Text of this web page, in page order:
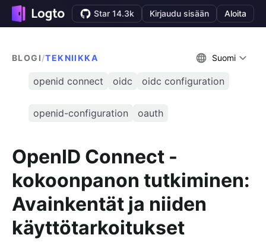
Star 14.3k Kirjaudu sisään Aloita
BLOGI/TEKNIIKKA Suomi
openid connect oidc oidc configuration
openid-configuration oauth
OpenID Connect -
kokoonpanon tutkiminen:
Avainkentät ja niiden
käyttötarkoitukset